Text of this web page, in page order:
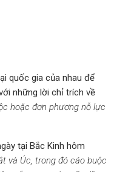
quốc gia của nhau để
những lời chỉ trích về
hoặc đơn phương nỗ lực
tại Bắc Kinh hôm
và Úc, trong đó cáo buộc